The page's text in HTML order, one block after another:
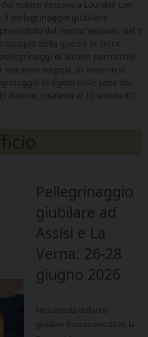
nostro Vescovo a Lourdes con
il pellegrinaggio giubilare
dal nostro Vescovo, dal 9
scoppio della guerra in Terra
di alcune parrocchie
sono sospesi. In inverno si
in Egitto nelle zone dei
Natrun, risalenti al III secolo d.C..
Pellegrinaggio
giubilare ad
Assisi e La
Verna: 26-28
giugno 2026
Nel contesto dell’anno
giubilare francescano 2026, la